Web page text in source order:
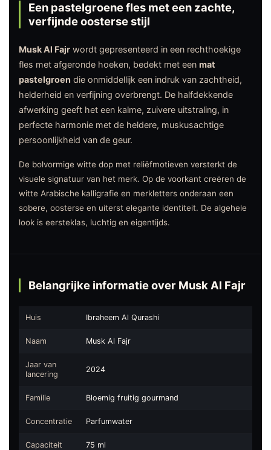
Een pastelgroene fles met een zachte,
verfijnde oosterse stijl
Musk Al Fajr wordt gepresenteerd in een rechthoekige
fles met afgeronde hoeken, bedekt met een mat
pastelgroen die onmiddellijk een indruk van zachtheid,
helderheid en verfijning overbrengt. De halfdekkende
afwerking geeft het een kalme, zuivere uitstraling, in
perfecte harmonie met de heldere, muskusachtige
persoonlijkheid van de geur.
De bolvormige witte dop met reliëfmotieven versterkt de
visuele signatuur van het merk. Op de voorkant creëren de
witte Arabische kalligrafie en merkletters onderaan een
sobere, oosterse en uiterst elegante identiteit. De algehele
look is eersteklas, luchtig en eigentijds.
Belangrijke informatie over Musk Al Fajr
Huis Ibraheem Al Qurashi
Naam Musk Al Fajr
Jaar van
lancering
2024
Familie Bloemig fruitig gourmand
Concentratie Parfumwater
Capaciteit 75 ml